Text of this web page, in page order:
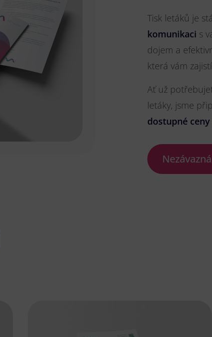
Tisk letáků je
komunikaci s
dojem a
která vám zajistí
Ať už
letáky, jsme
dostupné